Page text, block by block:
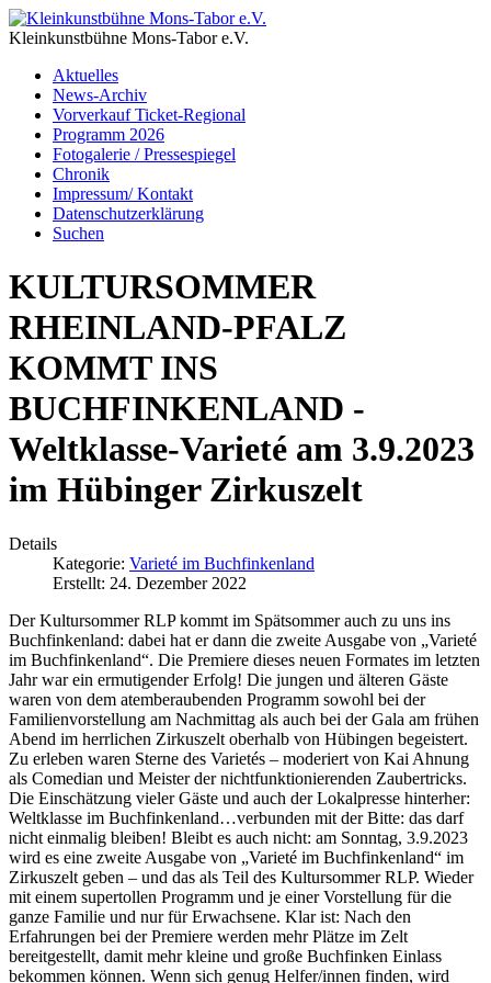
Kleinkunstbühne Mons-Tabor e.V.
Aktuelles
News-Archiv
Vorverkauf Ticket-Regional
Programm 2026
Fotogalerie / Pressespiegel
Chronik
Impressum/ Kontakt
Datenschutzerklärung
Suchen
KULTURSOMMER
RHEINLAND-PFALZ
KOMMT INS
BUCHFINKENLAND -
Weltklasse-Varieté am 3.9.2023
im Hübinger Zirkuszelt
Details
Kategorie: Varieté im Buchfinkenland
Erstellt: 24. Dezember 2022
Der Kultursommer RLP kommt im Spätsommer auch zu uns ins
Buchfinkenland: dabei hat er dann die zweite Ausgabe von „Varieté
im Buchfinkenland“. Die Premiere dieses neuen Formates im letzten
Jahr war ein ermutigender Erfolg! Die jungen und älteren Gäste
waren von dem atemberaubenden Programm sowohl bei der
Familienvorstellung am Nachmittag als auch bei der Gala am frühen
Abend im herrlichen Zirkuszelt oberhalb von Hübingen begeistert.
Zu erleben waren Sterne des Varietés – moderiert von Kai Ahnung
als Comedian und Meister der nichtfunktionierenden Zaubertricks.
Die Einschätzung vieler Gäste und auch der Lokalpresse hinterher:
Weltklasse im Buchfinkenland…verbunden mit der Bitte: das darf
nicht einmalig bleiben! Bleibt es auch nicht: am Sonntag, 3.9.2023
wird es eine zweite Ausgabe von „Varieté im Buchfinkenland“ im
Zirkuszelt geben – und das als Teil des Kultursommer RLP. Wieder
mit einem supertollen Programm und je einer Vorstellung für die
ganze Familie und nur für Erwachsene. Klar ist: Nach den
Erfahrungen bei der Premiere werden mehr Plätze im Zelt
bereitgestellt, damit mehr kleine und große Buchfinken Einlass
bekommen können. Wenn sich genug Helfer/innen finden, wird